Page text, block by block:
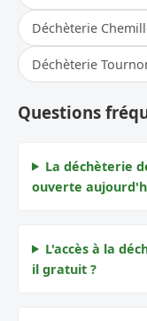
Déchèterie
Déchèterie
Questions
La déchèterie
ouverte
L'accès à la
il gratuit ?